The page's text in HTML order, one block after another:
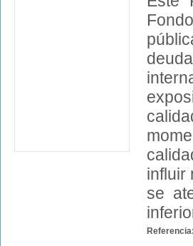
influir
se
Referencia: